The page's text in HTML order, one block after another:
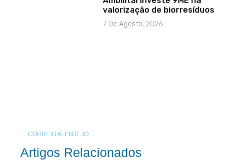
valorização de biorresíduos
7 De Agosto, 2026
CORREIO ALENTEJO
Artigos Relacionados